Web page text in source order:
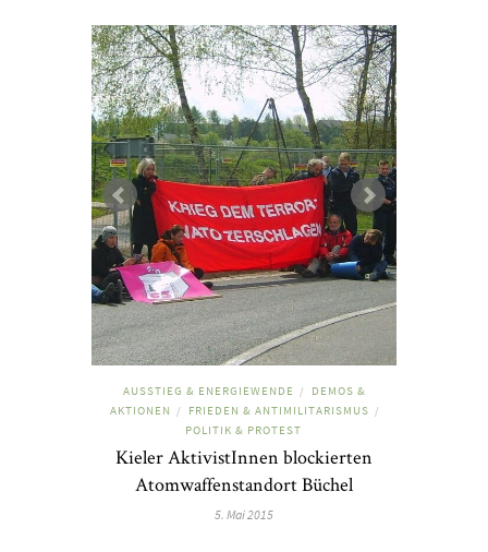
AUSSTIEG & ENERGIEWENDE /
DEMOS &
AKTIONEN
/ FRIEDEN & ANTIMILITARISMUS /
POLITIK & PROTEST
Kieler AktivistInnen blockierten
Atomwaffenstandort Büchel
5. Mai 2015